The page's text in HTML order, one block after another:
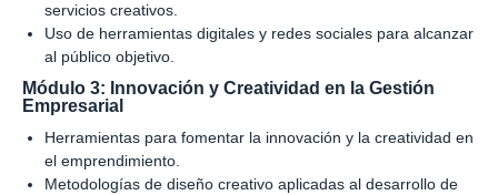
servicios creativos.
Uso de herramientas digitales y redes sociales para alcanzar
al público objetivo.
Módulo 3: Innovación y Creatividad en la Gestión
Empresarial
Herramientas para fomentar la innovación y la creatividad en
el emprendimiento.
Metodologías de diseño creativo aplicadas al desarrollo de